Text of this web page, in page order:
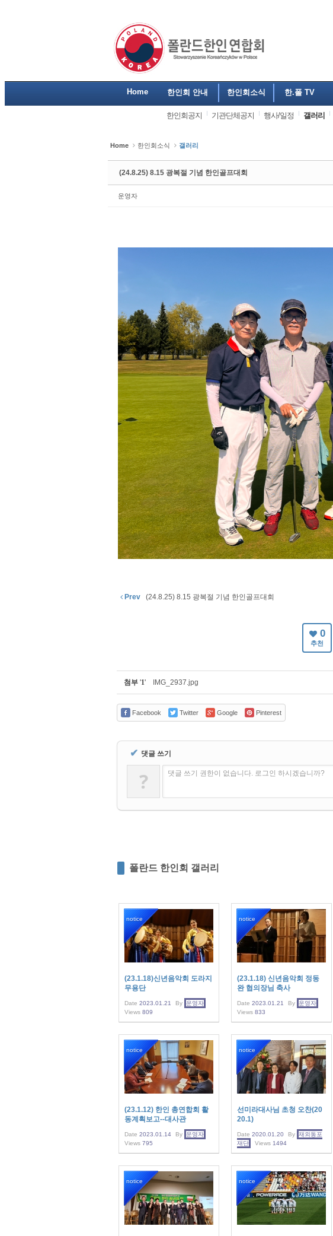
Home 한인회 안내 한인회소식 한.폴 TV
한인회공지 기관단체공지 행사/일정 갤러리
Home 한인회소식 갤러리
(24.8.25) 8.15 광복절 기념 한인골프대회
운영자
Prev (24.8.25) 8.15 광복절 기념 한인골프대회
0
추천
첨부 '1' IMG_2937.jpg
Facebook Twitter Google Pinterest
✔ 댓글 쓰기
? 댓글 쓰기 권한이 없습니다. 로그인 하시겠습니까?
폴란드 한인회 갤러리
notice
(23.1.18)신년음악회 도라지
무용단
Date 2023.01.21 By
운영자
Views 809
notice
(23.1.18) 신년음악회 정동
완 협의장님 축사
Date 2023.01.21 By
운영자
Views 833
notice
(23.1.12) 한인 총연합회 활
동계획보고--대사관
Date 2023.01.14 By
운영자
Views 795
notice
선미라대사님 초청 오찬(20
20.1)
Date 2020.01.20 By 재외동포
재단
Views 1494
notice notice